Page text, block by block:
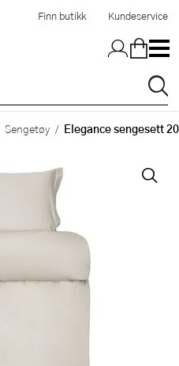
Finn butikk Kundeservice
Sengetøy Elegance sengesett